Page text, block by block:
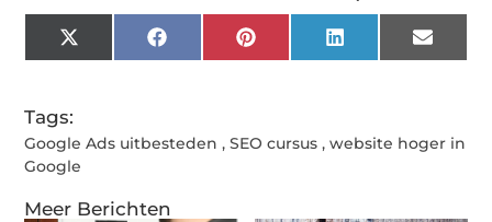
Meer Berichten
X
(Twitter)
FacebookPinterestLinkedInEmail
Tags:
Google Ads uitbesteden ,SEO cursus ,website hoger in
Google